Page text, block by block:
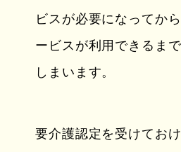
ビスが必要になってか
ービスが利用できるま
しまいます。
要介護認定を受けてお